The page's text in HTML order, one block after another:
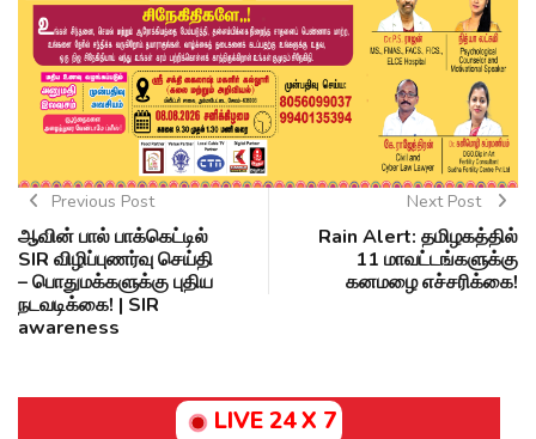
Previous Post
ஆவின் பால் பாக்கெட்டில்
SIR விழிப்புணர்வு செய்தி
– பொதுமக்களுக்கு புதிய
நடவடிக்கை! | SIR
awareness
Next Post
Rain Alert: தமிழகத்தில்
11 மாவட்டங்களுக்கு
கனமழை எச்சரிக்கை!
LIVE 24 X 7